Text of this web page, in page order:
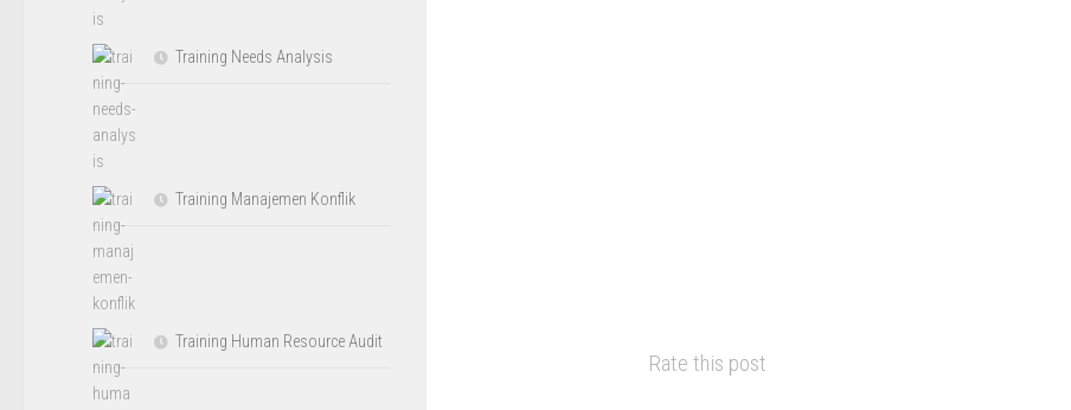
Rate this post
Training Needs Analysis
Training Manajemen Konflik
Training Human Resource Audit